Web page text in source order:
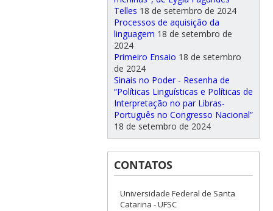
Telles 18 de setembro de 2024
Processos de aquisição da
linguagem 18 de setembro de
2024
Primeiro Ensaio 18 de setembro
de 2024
Sinais no Poder - Resenha de
“Políticas Linguísticas e Políticas de
Interpretação no par Libras-
Português no Congresso Nacional”
18 de setembro de 2024
CONTATOS
Universidade Federal de Santa
Catarina - UFSC